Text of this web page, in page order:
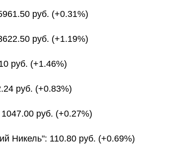
руб. (+0.31%)
руб. (+1.19%)
руб. (+1.46%)
руб. (+0.83%)
руб. (+0.27%)
Никель": 110.80 руб. (+0.69%)